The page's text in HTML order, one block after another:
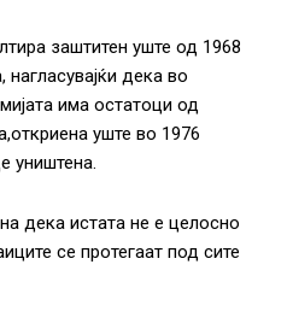
заштитен уште од 1968
дека во
има остатоци од
уште во 1976
уништена.
дека истата не е целосно
се протегаат под сите